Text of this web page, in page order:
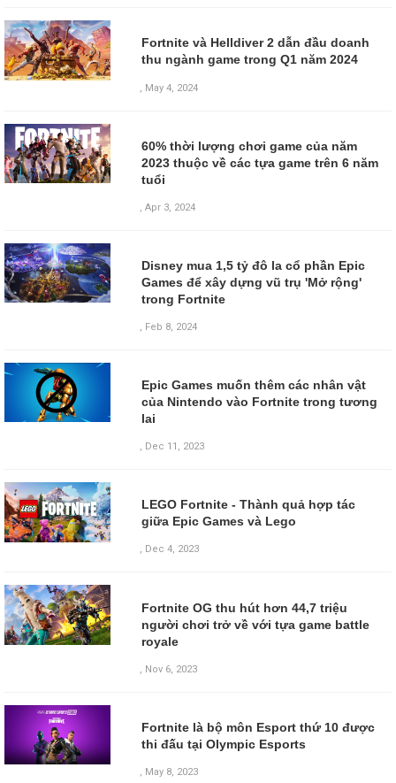
Fortnite và Helldiver 2 dẫn đầu doanh
thu ngành game trong Q1 năm 2024
May 4, 2024
60% thời lượng chơi game của năm
2023 thuộc về các tựa game trên 6 năm
tuổi
,Apr 3, 2024
Disney mua 1,5 tỷ đô la cổ phần Epic
Games để xây dựng vũ trụ 'Mở rộng'
trong Fortnite
, Feb 8, 2024
Epic Games muốn thêm các nhân vật
của Nintendo vào Fortnite trong tương
lai
, Dec 11, 2023
LEGO Fortnite - Thành quả hợp tác
giữa Epic Games và Lego
, Dec 4, 2023
Fortnite OG thu hút hơn 44,7 triệu
người chơi trở về với tựa game battle
royale
, Nov 6, 2023
Fortnite là bộ môn Esport thứ 10 được
thi đấu tại Olympic Esports
, May 8, 2023